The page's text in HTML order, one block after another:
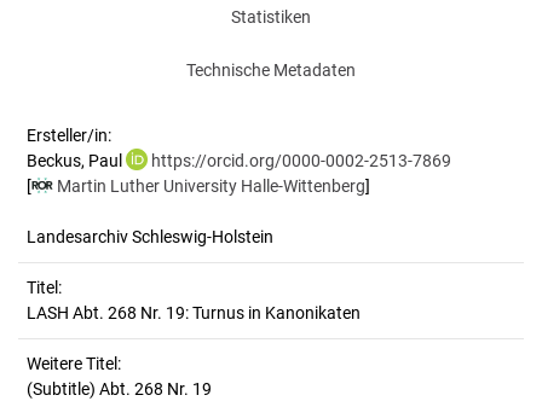
Statistiken
Technische Metadaten
Ersteller/in:
Beckus, Paul
https://orcid.org/0000-0002-2513-7869
[
Martin Luther University Halle-Wittenberg]
Landesarchiv Schleswig-Holstein
Titel:
LASH Abt. 268 Nr. 19: Turnus in Kanonikaten
Weitere Titel:
(Subtitle) Abt. 268 Nr. 19